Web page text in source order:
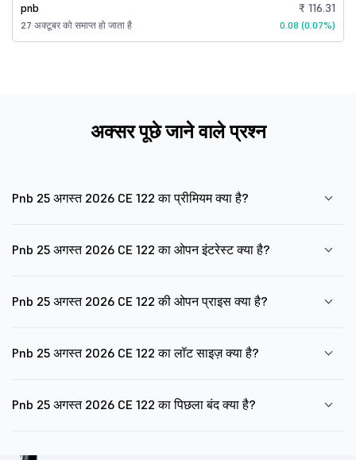
pnb
27 अक्टूबर को समाप्त हो जाता है
₹ 116.31
0.08 (0.07%)
अक्सर पूछे जाने वाले प्रश्न
Pnb 25 अगस्त 2026 CE 122 का प्रीमियम क्या है?
Pnb 25 अगस्त 2026 CE 122 का ओपन इंटरेस्ट क्या है?
Pnb 25 अगस्त 2026 CE 122 की ओपन प्राइस क्या है?
Pnb 25 अगस्त 2026 CE 122 का लॉट साइज़ क्या है?
Pnb 25 अगस्त 2026 CE 122 का पिछला बंद क्या है?